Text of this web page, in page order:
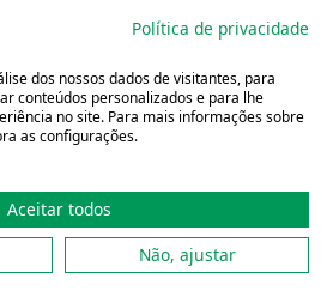
2001 - 2026 Unimed do
os direitos reservados
Política de privacidade
dos nossos dados de visitantes, para
conteúdos personalizados e para lhe
no site. Para mais informações sobre
as configurações.
Aceitar todos
Não, ajustar